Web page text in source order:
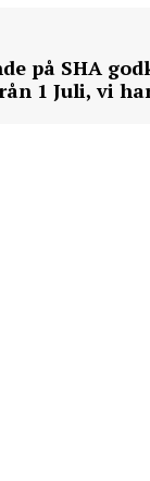
på SHA
1 Juli, vi